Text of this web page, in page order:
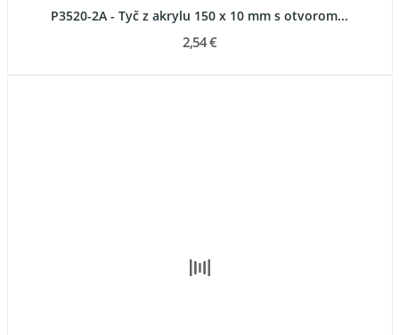
P3520-2A - Tyč z akrylu 150 x 10 mm s otvorom...
2,54 €